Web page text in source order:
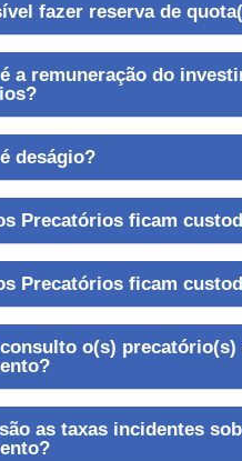
fazer reserva de
a remuneração do
deságio?
Precatórios ficam
Precatórios ficam
o(s) precatório(s)
as taxas incidentes